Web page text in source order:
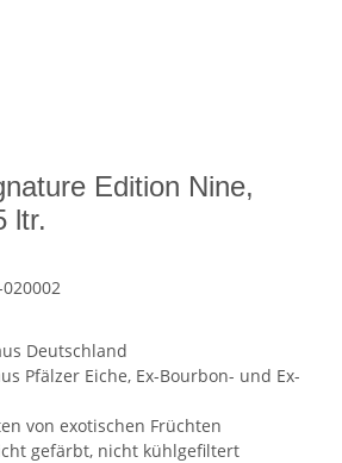
Edition Nine,
ltr.
020002
Deutschland
Pfälzer Eiche, Ex-Bourbon- und Ex-
von exotischen Früchten
gefärbt, nicht kühlgefiltert